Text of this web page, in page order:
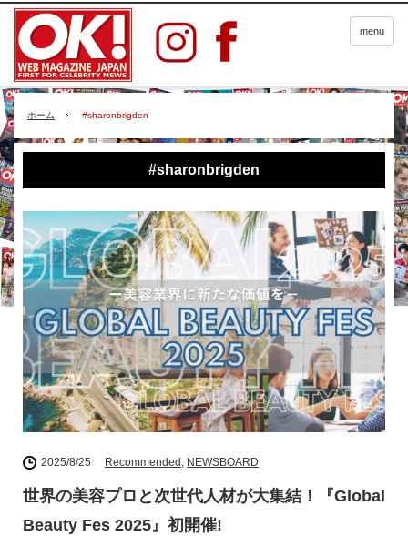
menu
ホーム #sharonbrigden
#sharonbrigden
2025/8/25 Recommended , NEWSBOARD
世界の美容プロと次世代人材が大集結！『Global
Beauty Fes 2025』初開催!